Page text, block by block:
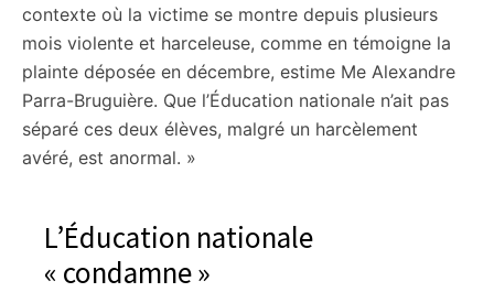
contexte où la victime se montre depuis plusieurs
mois violente et harceleuse, comme en témoigne la
plainte déposée en décembre, estime Me Alexandre
Parra-Bruguière. Que l’Éducation nationale n’ait pas
séparé ces deux élèves, malgré un harcèlement
avéré, est anormal. »
L’Éducation nationale
« condamne »